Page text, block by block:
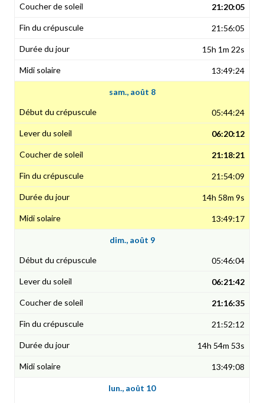
21:20:05
21:56:05
15h 1m 22s
13:49:24
sam., août 8
05:44:24
06:20:12
21:18:21
21:54:09
14h 58m 9s
13:49:17
dim., août 9
05:46:04
06:21:42
21:16:35
21:52:12
14h 54m 53s
13:49:08
lun., août 10